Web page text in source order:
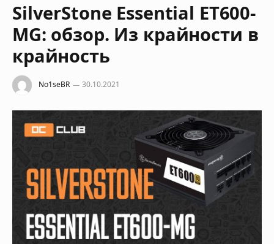
SilverStone Essential ET600-
MG: обзор. Из крайности в
крайность
No1seBR 30.10.2021